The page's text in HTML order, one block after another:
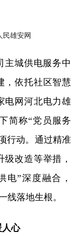
民雄安网
主城供电服务中
，依托社区智慧
电网河北电力雄
简称“党员服务
行动。通过精准
改造等举措，
电”深度融合，
线落地生根。
人心